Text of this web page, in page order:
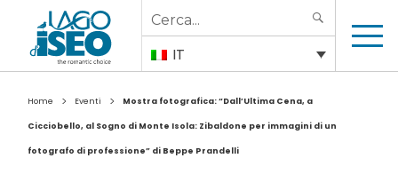
Search
for:
IT
Home > Eventi > Mostra fotografica: “Dall’Ultima Cena, a
Cicciobello, al Sogno di Monte Isola: Zibaldone per immagini di un
fotografo di professione” di Beppe Prandelli